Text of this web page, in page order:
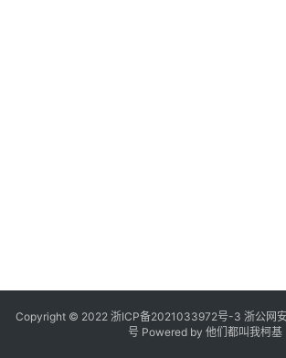
Copyright © 2022 浙ICP备2021033972号-3 浙公网
号 Powered by 他们都叫我柯基